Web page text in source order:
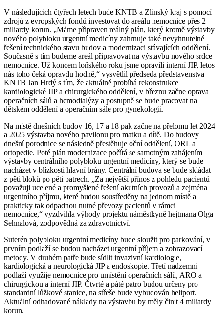
V následujících čtyřech letech bude KNTB a Zlínský kraj s pomocí
zdrojů z evropských fondů investovat do areálu nemocnice přes 2
miliardy korun. „Máme připraven reálný plán, který kromě výstavby
nového polybloku urgentní medicíny zahrnuje také nevyhnutelné
řešení technického stavu budov a modernizaci stávajících oddělení.
Současně s tím budeme areál připravovat na výstavbu nového srdce
nemocnice. Už koncem loňského roku jsme opravili interní JIP, letos
nás toho čeká opravdu hodně,“ vysvětlil předseda představenstva
KNTB Jan Hrdý s tím, že aktuálně probíhá rekonstrukce
kardiologické JIP a chirurgického oddělení, v březnu začne oprava
operačních sálů a hemodialýzy a postupně se bude pracovat na
dětském oddělení a operačním sále pro gynekologii.
Na místě dnešních budov 16, 17 a 18 pak začne na přelomu let 2024
a 2025 výstavba nového pavilonu pro matku a dítě. Do budovy
dnešní porodnice se následně přestěhuje oční oddělení, ORL a
ortopedie. Poté plán modernizace počítá se samotným zahájením
výstavby centrálního polybloku urgentní medicíny, který se bude
nacházet v blízkosti hlavní brány. Centrální budova se bude skládat
z pěti bloků po pěti patrech. „Za největší přínos z pohledu pacientů
považuji ucelené a promyšlené řešení akutních provozů a zejména
urgentního příjmu, které budou soustředěny na jednom místě a
prakticky tak odpadnou nutné převozy pacientů v rámci
nemocnice,“ vyzdvihla výhody projektu náměstkyně hejtmana Olga
Sehnalová, zodpovědná za zdravotnictví.
Suterén polybloku urgentní medicíny bude sloužit pro parkování, v
prvním podlaží se budou nacházet urgentní příjem a zobrazovací
metody. V druhém patře bude sídlit invazivní kardiologie,
kardiologická a neurologická JIP a endoskopie. Třetí nadzemní
podlaží využije nemocnice pro umístění operačních sálů, ARO a
chirurgickou a interní JIP. Čtvrté a páté patro budou určeny pro
standardní lůžkové stanice, na střeše bude vybudován heliport.
Aktuální odhadované náklady na výstavbu by měly činit 4 miliardy
korun.